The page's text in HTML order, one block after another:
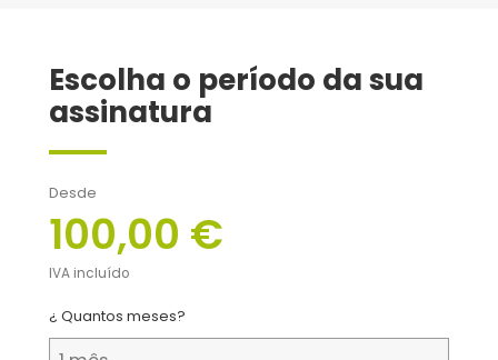
Escolha o período da sua
assinatura
Desde
100,00 €
IVA incluído
¿ Quantos meses?